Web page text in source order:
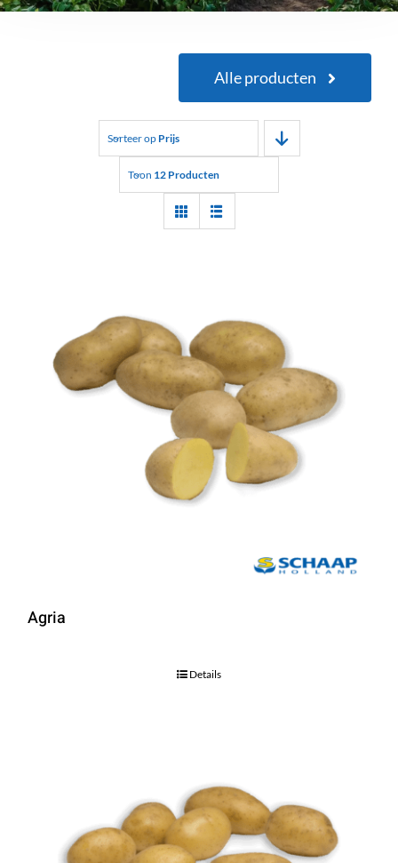
Alle producten
Sorteer op Prijs
Toon 12 Producten
Agria
Details